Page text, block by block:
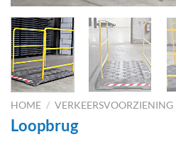
HOME / VERKEERSVOORZIENING
Loopbrug